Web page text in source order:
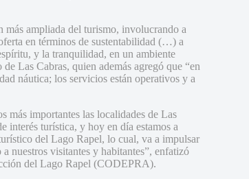
más ampliada del turismo, involucrando a
en términos de sustentabilidad (…) a
y la tranquilidad, en un ambiente
Las Cabras, quien además agregó que “en
náutica; los servicios están operativos y a
más importantes las localidades de Las
interés turística, y hoy en día estamos a
del Lago Rapel, lo cual, va a impulsar
nuestros visitantes y habitantes”, enfatizó
del Lago Rapel (CODEPRA).